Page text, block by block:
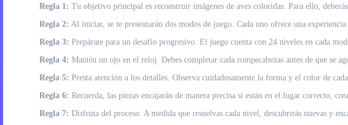
Regla 1: Tu objetivo principal es reconstruir imágenes de aves coloridas. Para ello,
Regla 2: Al iniciar, se te presentarán dos modos de juego. Cada uno ofrece una
Regla 3: Prepárate para un desafío progresivo. El juego cuenta con 24 niveles en cada
Regla 4: Mantén un ojo en el reloj. Debes completar cada rompecabezas antes de que se
Regla 5: Presta atención a los detalles. Observa cuidadosamente la forma y el color de
Regla 6: Recuerda, las piezas encajarán de manera precisa si están en el lugar correcto,
Regla 7: Disfruta del proceso. A medida que resuelvas cada nivel, descubrirás nuevas y